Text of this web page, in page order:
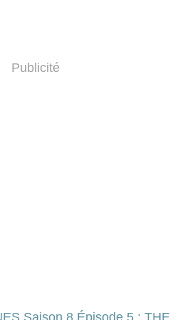
Publicité